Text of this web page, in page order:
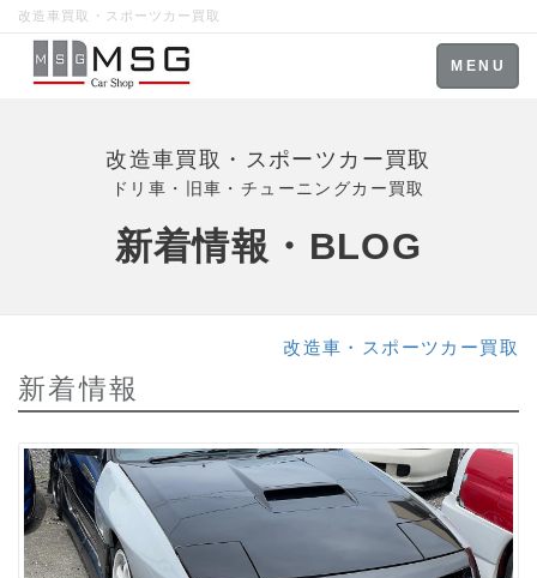
改造車買取・スポーツカー買取
Toggle
navigation
MENU
改造車買取・スポーツカー買取
ドリ車・旧車・チューニングカー買取
新着情報・BLOG
改造車・スポーツカー買取
新着情報